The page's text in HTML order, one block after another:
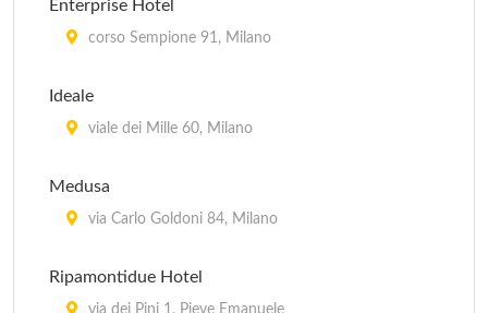
Enterprise Hotel
corso Sempione 91, Milano
Ideale
viale dei Mille 60, Milano
Medusa
via Carlo Goldoni 84, Milano
Ripamontidue Hotel
via dei Pini 1, Pieve Emanuele